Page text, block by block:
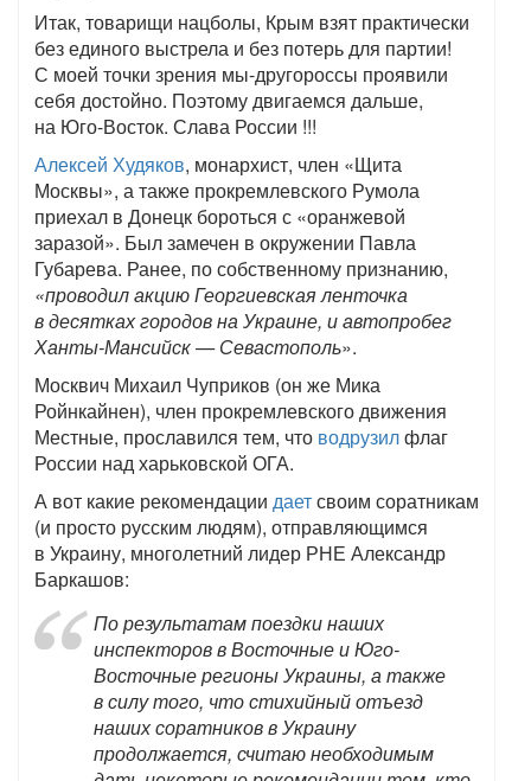
Итак, товарищи нацболы, Крым взят практически
без единого выстрела и без потерь для партии!
С моей точки зрения мы-другороссы проявили
себя достойно. Поэтому двигаемся дальше,
на Юго-Восток. Слава России !!!
Алексей Худяков, монархист, член «Щита
Москвы», а также прокремлевского Румола
приехал в Донецк бороться с «оранжевой
заразой». Был замечен в окружении Павла
Губарева. Ранее, по собственному признанию,
«проводил акцию Георгиевская ленточка
в десятках городов на Украине, и автопробег
Ханты-Мансийск — Севастополь».
Москвич Михаил Чуприков (он же Мика
Ройнкайнен), член прокремлевского движения
Местные, прославился тем, что водрузилфлаг
России над харьковской ОГА.
А вот какие рекомендации даетсвоим соратникам
(и просто русским людям), отправляющимся
в Украину, многолетний лидер РНЕ Александр
Баркашов:
По результатам поездки наших
инспекторов в Восточные и Юго-
Восточные регионы Украины, а также
в силу того, что стихийный отъезд
наших соратников в Украину
продолжается, считаю необходимым